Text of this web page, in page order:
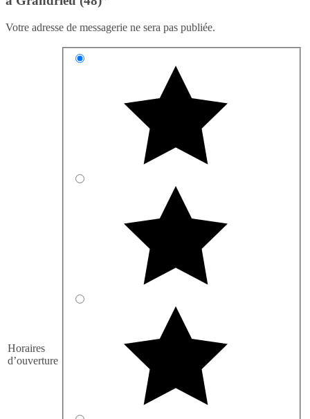
Votre adresse de messagerie ne sera pas publiée.
Horaires
d’ouverture